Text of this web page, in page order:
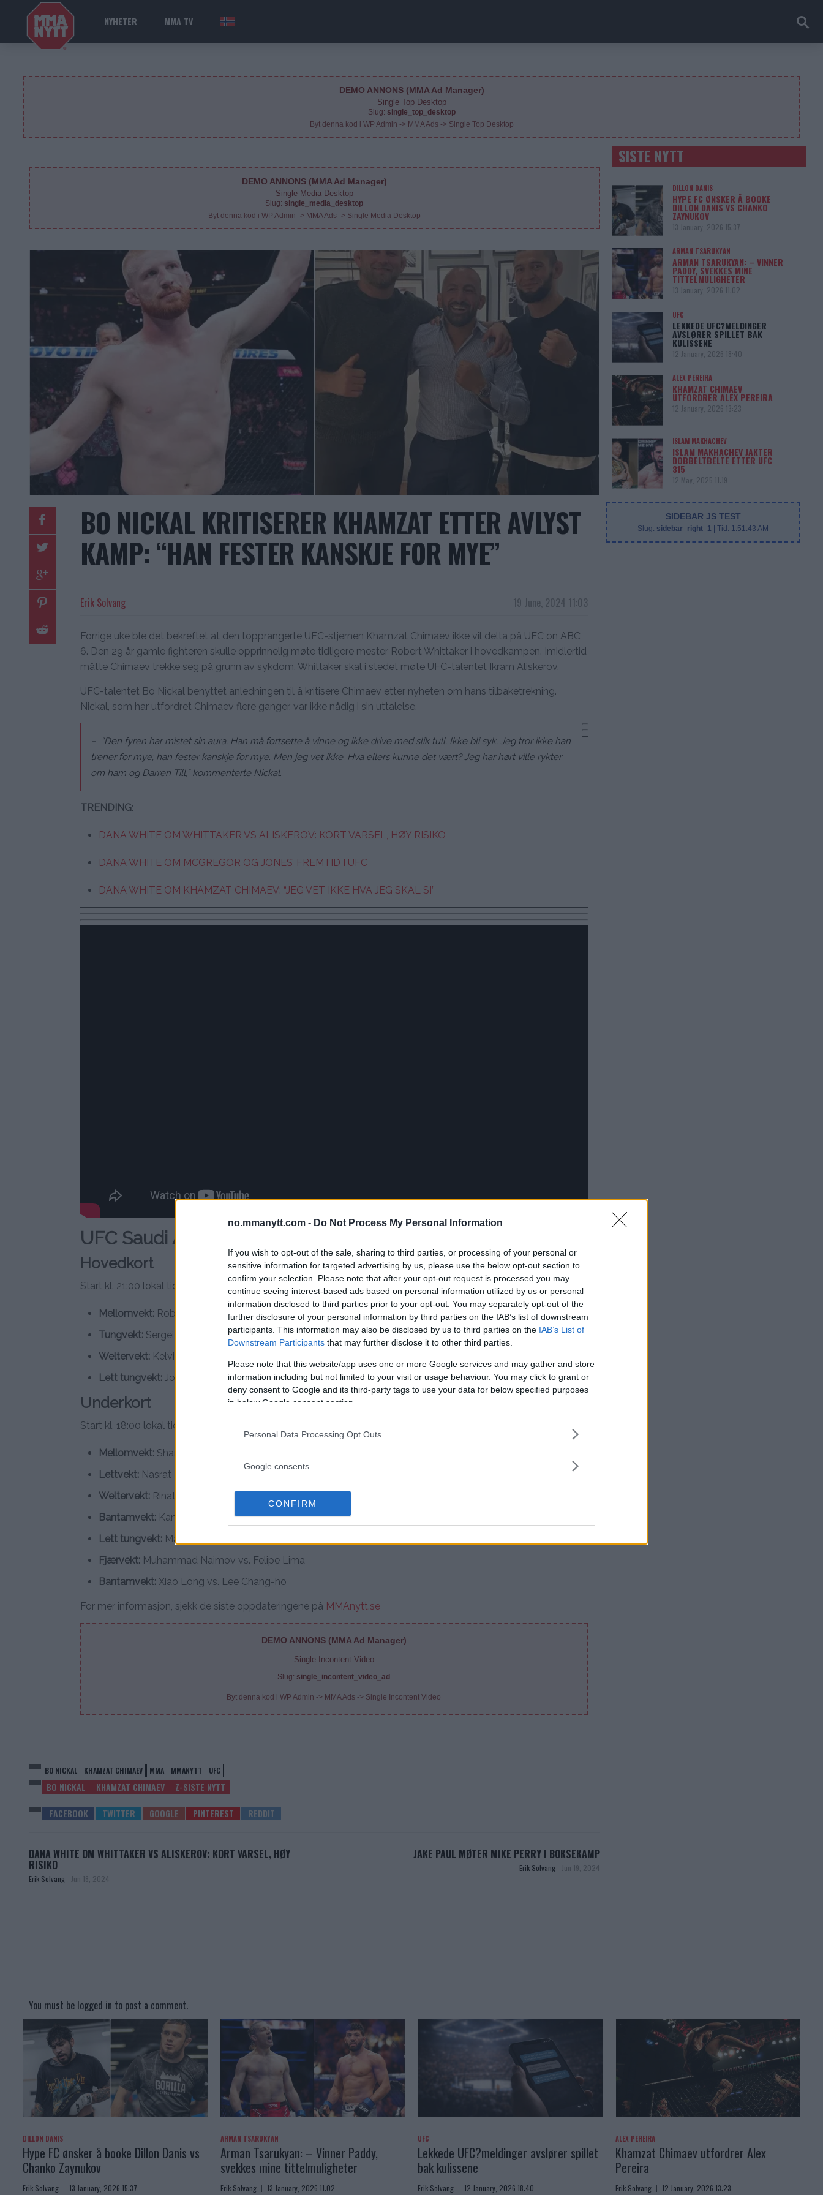
no.mmanytt.com - Do Not Process My Personal Information
If you wish to opt-out of the sale, sharing to third parties, or processing of your personal or
sensitive information for targeted advertising by us, please use the below opt-out section to
confirm your selection. Please note that after your opt-out request is processed you may
continue seeing interest-based ads based on personal information utilized by us or personal
information disclosed to third parties prior to your opt-out. You may separately opt-out of the
further disclosure of your personal information by third parties on the IAB’s list of downstream
participants. This information may also be disclosed by us to third parties on the IAB’s List of
Downstream Participants that may further disclose it to other third parties.
Please note that this website/app uses one or more Google services and may gather and store
information including but not limited to your visit or usage behaviour. You may click to grant or
deny consent to Google and its third-party tags to use your data for below specified purposes
in below Google consent section.
Personal Data Processing Opt Outs
Google consents
CONFIRM
NYHETER MMA TV NOR
DEMO ANNONS (MMA Ad Manager)
Single Top Desktop
Slug: single_top_desktop
Byt denna kod i WP Admin -> MMA Ads -> Single Top Desktop
DEMO ANNONS (MMA Ad Manager)
Single Media Desktop
Slug: single_media_desktop
Byt denna kod i WP Admin -> MMA Ads -> Single Media Desktop
BO NICKAL KRITISERER KHAMZAT ETTER AVLYST
KAMP: “HAN FESTER KANSKJE FOR MYE”
19 June, 2024 11:03
Erik Solvang
Forrige uke ble det bekreftet at den topprangerte UFC-stjernen Khamzat Chimaev ikke vil delta på UFC on ABC
6. Den 29 år gamle fighteren skulle opprinnelig møte tidligere mester Robert Whittaker i hovedkampen. Imidlertid
måtte Chimaev trekke seg på grunn av sykdom. Whittaker skal i stedet møte UFC-talentet Ikram Aliskerov.
UFC-talentet Bo Nickal benyttet anledningen til å kritisere Chimaev etter nyheten om hans tilbaketrekning.
Nickal, som har utfordret Chimaev flere ganger, var ikke nådig i sin uttalelse.
– “Den fyren har mistet sin aura. Han må fortsette å vinne og ikke drive med slik tull. Ikke bli syk. Jeg tror ikke han
trener for mye; han fester kanskje for mye. Men jeg vet ikke. Hva ellers kunne det vært? Jeg har hørt ville rykter
om ham og Darren Till,” kommenterte Nickal.
TRENDING:
DANA WHITE OM WHITTAKER VS ALISKEROV: KORT VARSEL, HØY RISIKO
DANA WHITE OM MCGREGOR OG JONES’ FREMTID I UFC
DANA WHITE OM KHAMZAT CHIMAEV: “JEG VET IKKE HVA JEG SKAL SI”
UFC Saudi Arabia uten Khamzat – Kampkort og tider
Hovedkort
Start kl. 21:00 lokal tid lørdag 22. juni – Tilgjengelig på Viaplay
Mellomvekt: Robert Whittaker vs. Ikram Aliskerov
Tungvekt: Sergei Pavlovich vs. Alexander Volkov
Weltervekt: Kelvin Gastelum vs. Daniel Rodriguez
Lett tungvekt: Johnny Walker vs. Volkan Oezdemir
Underkort
Start kl. 18:00 lokal tid lørdag 22. juni – Tilgjengelig på UFC Fight Pass
Mellomvekt: Sharabutdin Magomedov vs. Joilton Lutterbach
Lettvekt: Nasrat Haqparast vs. Jared Gordon
Weltervekt: Rinat Fakhretdinov vs. Nicolas Dalby
Bantamvekt: Kang Kyung-ho vs. Muin Gafurov
Lett tungvekt: Magomed Gadzhiyasulov vs. Brendson Ribeiro
Fjærvekt: Muhammad Naimov vs. Felipe Lima
Bantamvekt: Xiao Long vs. Lee Chang-ho
For mer informasjon, sjekk de siste oppdateringene på MMAnytt.se
DEMO ANNONS (MMA Ad Manager)
Single Incontent Video
Slug: single_incontent_video_ad
Byt denna kod i WP Admin -> MMA Ads -> Single Incontent Video
BO NICKAL KHAMZAT CHIMAEV MMA MMANYTT UFC
BO NICKAL KHAMZAT CHIMAEV Z-SISTE NYTT
DANA WHITE OM WHITTAKER VS ALISKEROV: KORT VARSEL, HØY
RISIKO
Erik Solvang - Jun 18, 2024
JAKE PAUL MØTER MIKE PERRY I BOKSEKAMP
Erik Solvang - Jun 19, 2024
You must be logged in to post a comment.
SISTE NYTT
DILLON DANIS
HYPE FC ØNSKER Å BOOKE
DILLON DANIS VS CHANKO
ZAYNUKOV
13 January, 2026 15:37
ARMAN TSARUKYAN
ARMAN TSARUKYAN: – VINNER
PADDY, SVEKKES MINE
TITTELMULIGHETER
13 January, 2026 11:02
UFC
LEKKEDE UFC?MELDINGER
AVSLØRER SPILLET BAK
KULISSENE
12 January, 2026 18:40
ALEX PEREIRA
KHAMZAT CHIMAEV
UTFORDRER ALEX PEREIRA
12 January, 2026 13:23
ISLAM MAKHACHEV
ISLAM MAKHACHEV JAKTER
DOBBELTBELTE ETTER UFC
315
12 May, 2025 11:19
SIDEBAR JS TEST
Slug: sidebar_right_1 | Tid: 1:51:43 AM
DILLON DANIS
Hype FC ønsker å booke Dillon Danis vs
Chanko Zaynukov
Erik Solvang 13 January, 2026 15:37
ARMAN TSARUKYAN
Arman Tsarukyan: – Vinner Paddy,
svekkes mine tittelmuligheter
Erik Solvang 13 January, 2026 11:02
UFC
Lekkede UFC?meldinger avslører spillet
bak kulissene
Erik Solvang 12 January, 2026 18:40
ALEX PEREIRA
Khamzat Chimaev utfordrer Alex
Pereira
Erik Solvang 12 January, 2026 13:23